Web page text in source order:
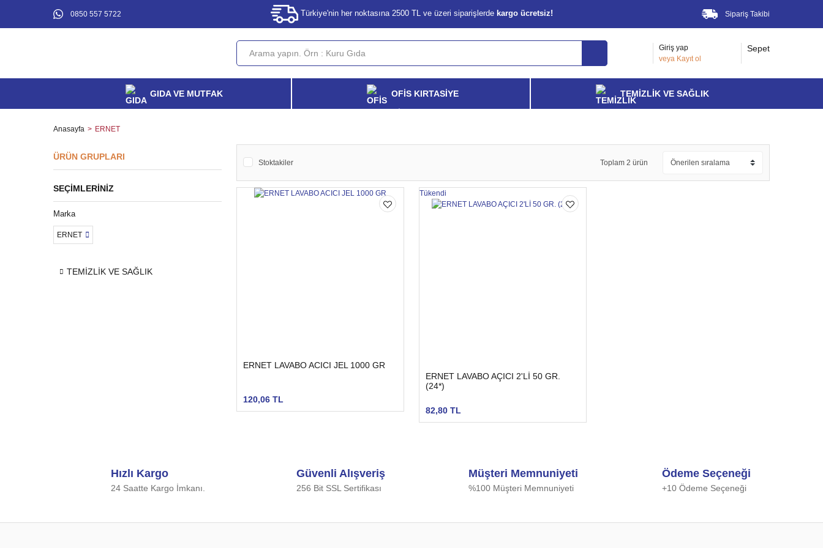
0850 557 5722 Türkiye'nin her noktasına 2500 TL ve üzeri siparişlerde kargo ücretsiz! Sipariş Takibi
Giriş yap
veya Kayıt ol
Sepet
GIDA VE MUTFAK OFİS KIRTASİYE TEMİZLİK VE SAĞLIK
Anasayfa ERNET
ÜRÜN GRUPLARI
SEÇIMLERINIZ
Marka
ERNET
TEMİZLİK VE SAĞLIK
Stoktakiler Toplam 2 ürün
ERNET LAVABO ACICI JEL 1000 GR
120,06 TL
Tükendi
ERNET LAVABO AÇICI 2'Lİ 50 GR.
(24*)
82,80 TL
Hızlı Kargo
24 Saatte Kargo İmkanı.
Güvenli Alışveriş
256 Bit SSL Sertifikası
Müşteri Memnuniyeti
%100 Müşteri Memnuniyeti
Ödeme Seçeneği
+10 Ödeme Seçeneği